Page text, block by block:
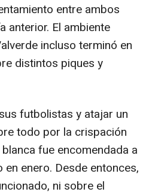
entre ambos
anterior. El ambiente
incluso terminó en
distintos piques y
futbolistas y atajar un
todo por la crispación
fue encomendada a
enero. Desde entonces,
ni sobre el